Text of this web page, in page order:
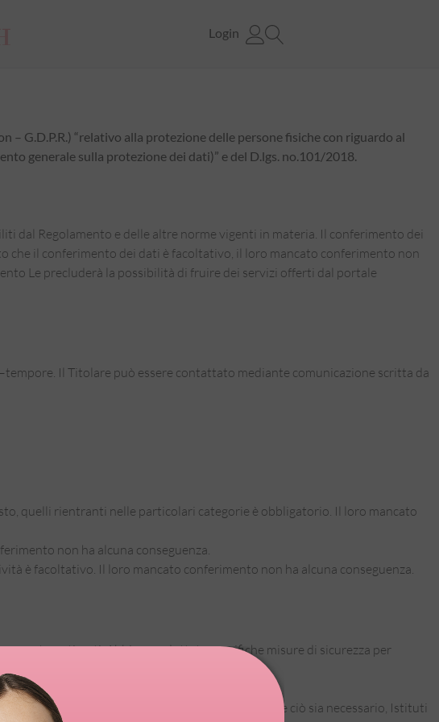
Login
Password
Continua conFacebook
G.D.P.R.) “relativo alla protezione delle persone fisiche con riguardo al
generale sulla protezione dei dati)” e del D.lgs. no.101/2018.
dal Regolamento e delle altre norme vigenti in materia. Il conferimento dei
che il conferimento dei dati è facoltativo, il loro mancato conferimento non
Le precluderà la possibilità di fruire dei servizi offerti dal portale
Il Titolare può essere contattato mediante comunicazione scritta da
quelli rientranti nelle particolari categorie è obbligatorio. Il loro mancato
non ha alcuna conseguenza.
è facoltativo. Il loro mancato conferimento non ha alcuna conseguenza.
automatizzati. Abbiamo adottate specifiche misure di sicurezza per
dell’art. 28 del Regolamento, inclusi, laddove ciò sia necessario, Istituti